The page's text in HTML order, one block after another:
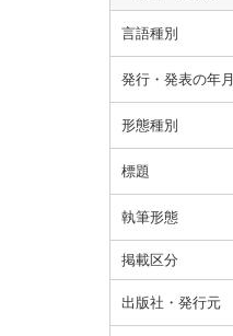
言語種別
発行・発表の年月
形態種別
標題
執筆形態
掲載区分
出版社・発行元